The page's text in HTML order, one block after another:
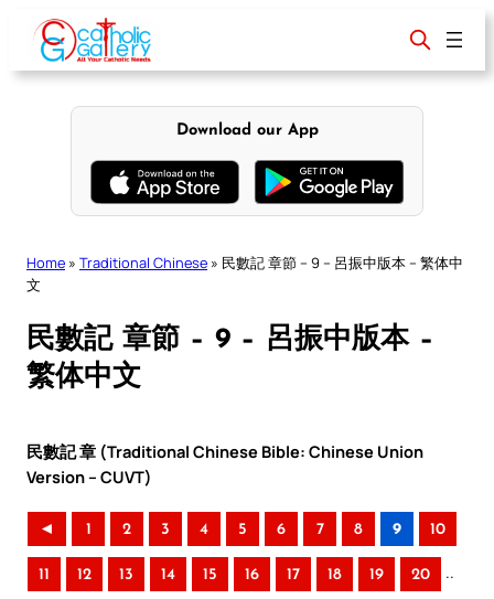
content
Download our App
Home » Traditional Chinese » 民數記 章節 – 9 – 呂振中版本 – 繁体中
文
民數記 章節 – 9 – 呂振中版本 –
繁体中文
民數記 章 (Traditional Chinese Bible: Chinese Union
Version – CUVT)
◄ 1 2 3 4 5 6 7 8 9 10
11 12 13 14 15 16 17 18 19 20 ..